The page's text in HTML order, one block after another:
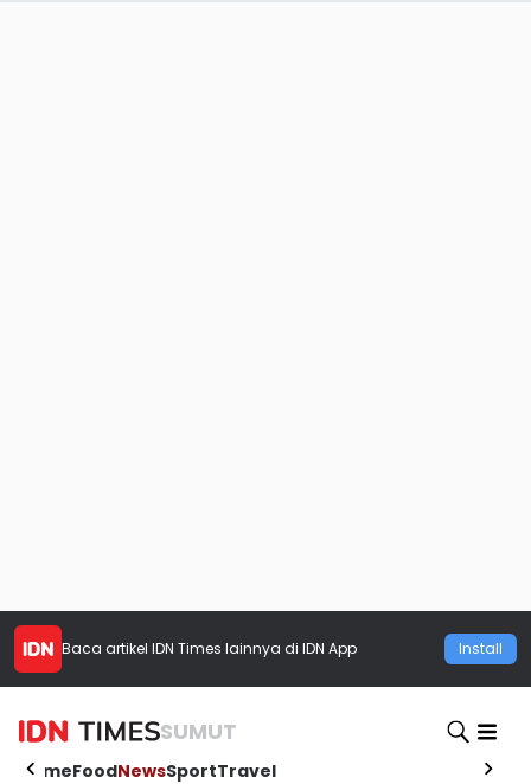
Baca artikel IDN Times lainnya di IDN App Install
SUMUT
HomeFoodNewsSportTravel